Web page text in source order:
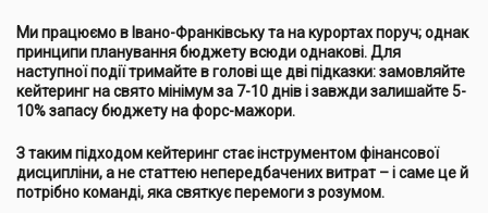
Ми працюємо в Івано-Франківську та на курортах поруч; однак
принципи планування бюджету всюди однакові. Для
наступної події тримайте в голові ще дві підказки: замовляйте
кейтеринг на свято мінімум за 7-10 днів і завжди залишайте 5-
10% запасу бюджету на форс-мажори.
З таким підходом кейтеринг стає інструментом фінансової
дисципліни, а не статтею непередбачених витрат – і саме це й
потрібно команді, яка святкує перемоги з розумом.